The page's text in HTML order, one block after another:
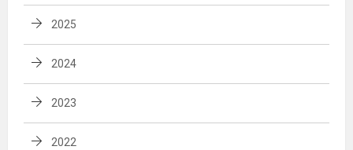
2025
2024
2023
2022